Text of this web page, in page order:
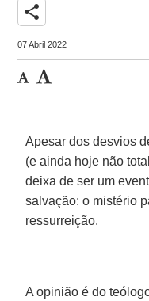
share
07 Abril 2022
Apesar dos desvios
(e ainda hoje não
deixa de ser um
salvação: o mistério
ressurreição.
A opinião é do